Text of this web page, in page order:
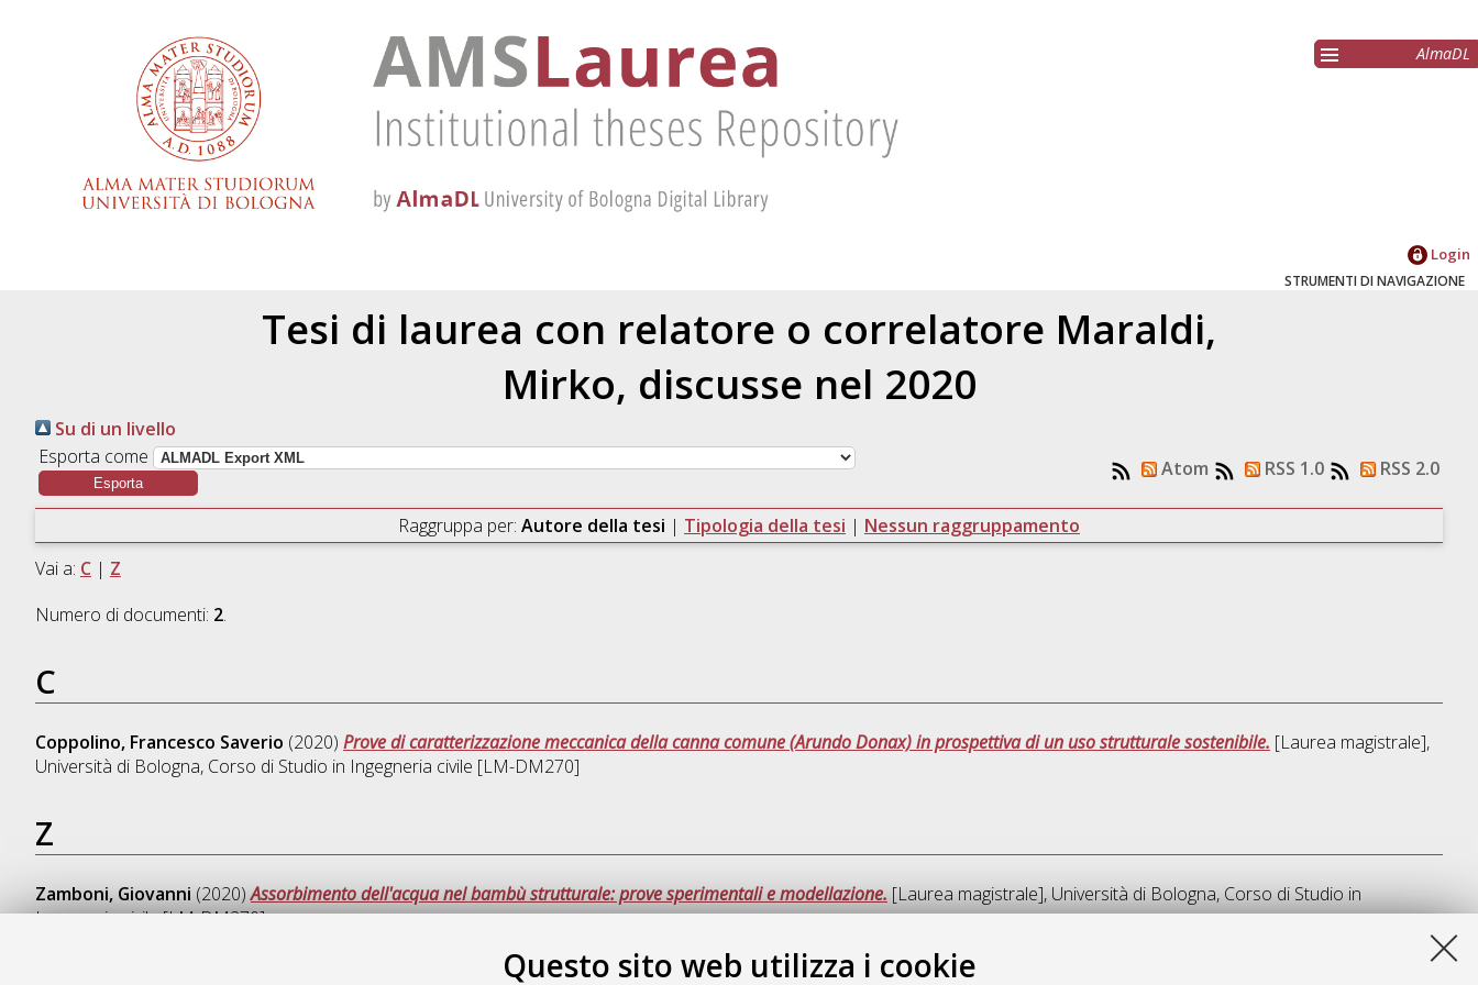
Questo sito web utilizza i cookie
AlmaDL
Login
STRUMENTI DI NAVIGAZIONE
Tesi di laurea con relatore o correlatore Maraldi,
Mirko, discusse nel 2020
Su di un livello
Esporta come
Atom RSS 1.0 RSS 2.0
Raggruppa per: Autore della tesi | Tipologia della tesi | Nessun raggruppamento
Vai a: C| Z
Numero di documenti: 2.
C
Coppolino, Francesco Saverio (2020) Prove di caratterizzazione meccanica della canna comune (Arundo Donax) in prospettiva di un uso strutturale sostenibile. [Laurea magistrale],
Università di Bologna, Corso di Studio in Ingegneria civile [LM-DM270]
Z
Zamboni, Giovanni (2020)Assorbimento dell'acqua nel bambù strutturale: prove sperimentali e modellazione. [Laurea magistrale], Università di Bologna, Corso di Studio in
Ingegneria civile [LM-DM270]
Questa lista e' stata generata il